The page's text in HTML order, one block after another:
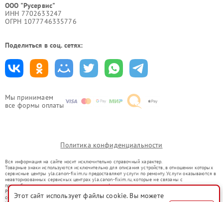
Мы принимаем
все формы оплаты
ООО "Русервис"
ИНН 7702633247
ОГРН 1077746335776
Поделиться в соц. сетях:
Политика конфиденциальности
Вся информация на сайте носит исключительно справочный характер.
Товарные знаки используются исключительно для описания устройств, в отношении которых
сервисные центры yla.canon-fixim.ru предоставляют услуги по ремонту. Услуги оказываются в
неавторизованных сервисных центрах yla.canon-fixim.ru, которые не связаны с
правообладателями товарных знаков или их официальными представителями.
Ремонт осуществляется для устройств, уже введенных в гражданский оборот в соответствии
со статьей 1487 ГК РФ.
Этот сайт использует файлы cookie. Вы можете